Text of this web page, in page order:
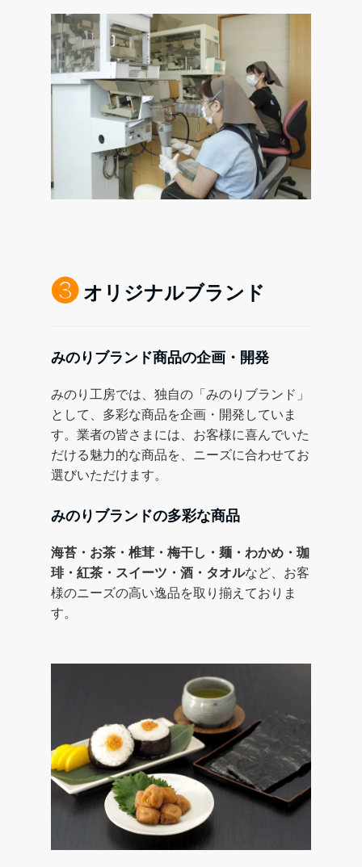
❸オリジナルブランド
みのりブランド商品の企画・開発
みのり工房では、独自の「みのりブランド」
として、多彩な商品を企画・開発していま
す。業者の皆さまには、お客様に喜んでいた
だける魅力的な商品を、ニーズに合わせてお
選びいただけます。
みのりブランドの多彩な商品
海苔・お茶・椎茸・梅干し・麺・わかめ・珈
琲・紅茶・スイーツ・酒・タオルなど、お客
様のニーズの高い逸品を取り揃えておりま
す。